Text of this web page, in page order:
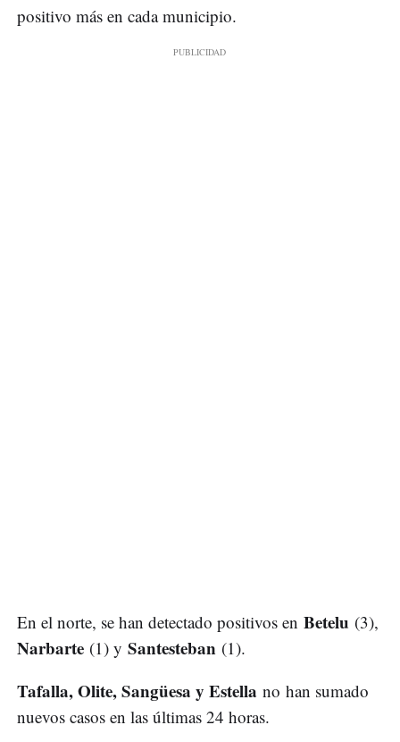
positivo más en cada municipio.
En el norte, se han detectado positivos en Betelu (3),
Narbarte (1) y Santesteban (1).
Tafalla, Olite, Sangüesa y Estella no han sumado
nuevos casos en las últimas 24 horas.